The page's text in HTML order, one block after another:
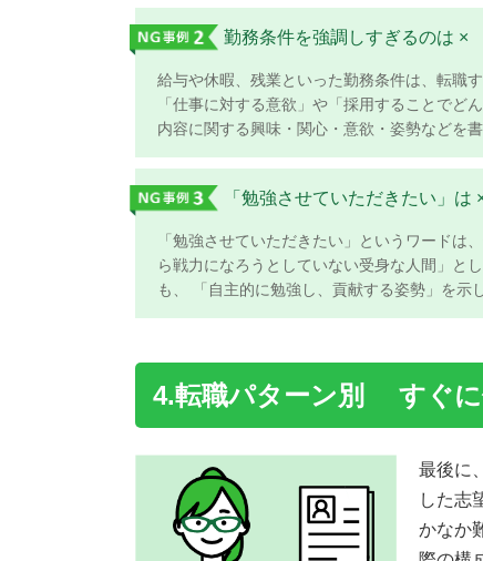
勤務条件を強調しすぎるのは ×
給与や休暇、残業といった勤務条件は、転職
「仕事に対する意欲」や「採用することで
内容に関する興味・関心・意欲・姿勢などを
「勉強させていただきたい」は
「勉強させていただきたい」というワード
ら戦力になろうとしていない受身な人間」と
も、 「自主的に勉強し、貢献する姿勢」を示
4.転職パターン別 すぐに
最後に
した志
かなか